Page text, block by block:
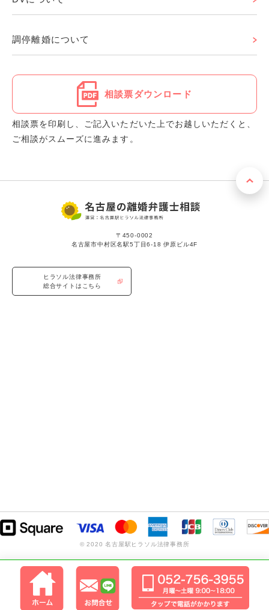
調停離婚について
相談票ダウンロード
相談票を印刷し、ご記入いただいた上でお越しいただくと、
ご相談がスムーズに進みます。
〒450-0002
名古屋市中村区名駅5丁目6-18 伊原ビル4F
ヒラソル法律事務所
総合サイトはこちら
© 2020 名古屋駅ヒラソル法律事務所